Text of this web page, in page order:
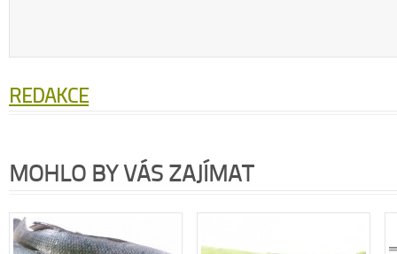
REDAKCE
MOHLO BY VÁS ZAJÍMAT